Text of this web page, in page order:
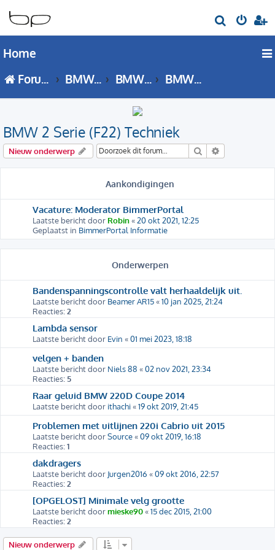
o
Home
Forumoverzicht
BMW 2 Serie BMW 2 Serie - F22 forum BMW 2 Serie (F22) Techniek
BMW 2 Serie (F22) Techniek
Nieuw onderwerp Zoek
Aankondigingen
Vacature: Moderator BimmerPortal
Laatste bericht door Robin«20 okt 2021, 12:25
Geplaatst in BimmerPortal Informatie
Onderwerpen
Bandenspanningscontrolle valt herhaaldelijk uit.
Laatste bericht door Beamer AR15«10 jan 2025, 21:24
Reacties:2
Lambda sensor
Laatste bericht door Evin «01 mei 2023, 18:18
velgen + banden
Laatste bericht door Niels 88 «02 nov 2021, 23:34
Reacties: 5
Raar geluid BMW 220D Coupe 2014
Laatste bericht door ithachi«19 okt 2019, 21:45
Problemen met uitlijnen 220i Cabrio uit 2015
Laatste bericht doorSource«09 okt 2019, 16:18
Reacties:1
dakdragers
Laatste bericht door Jurgen2016 «09 okt 2016, 22:57
Reacties:2
[OPGELOST] Minimale velg grootte
Laatste bericht doormieske90«15 dec 2015, 21:00
Reacties:2
Nieuw onderwerp